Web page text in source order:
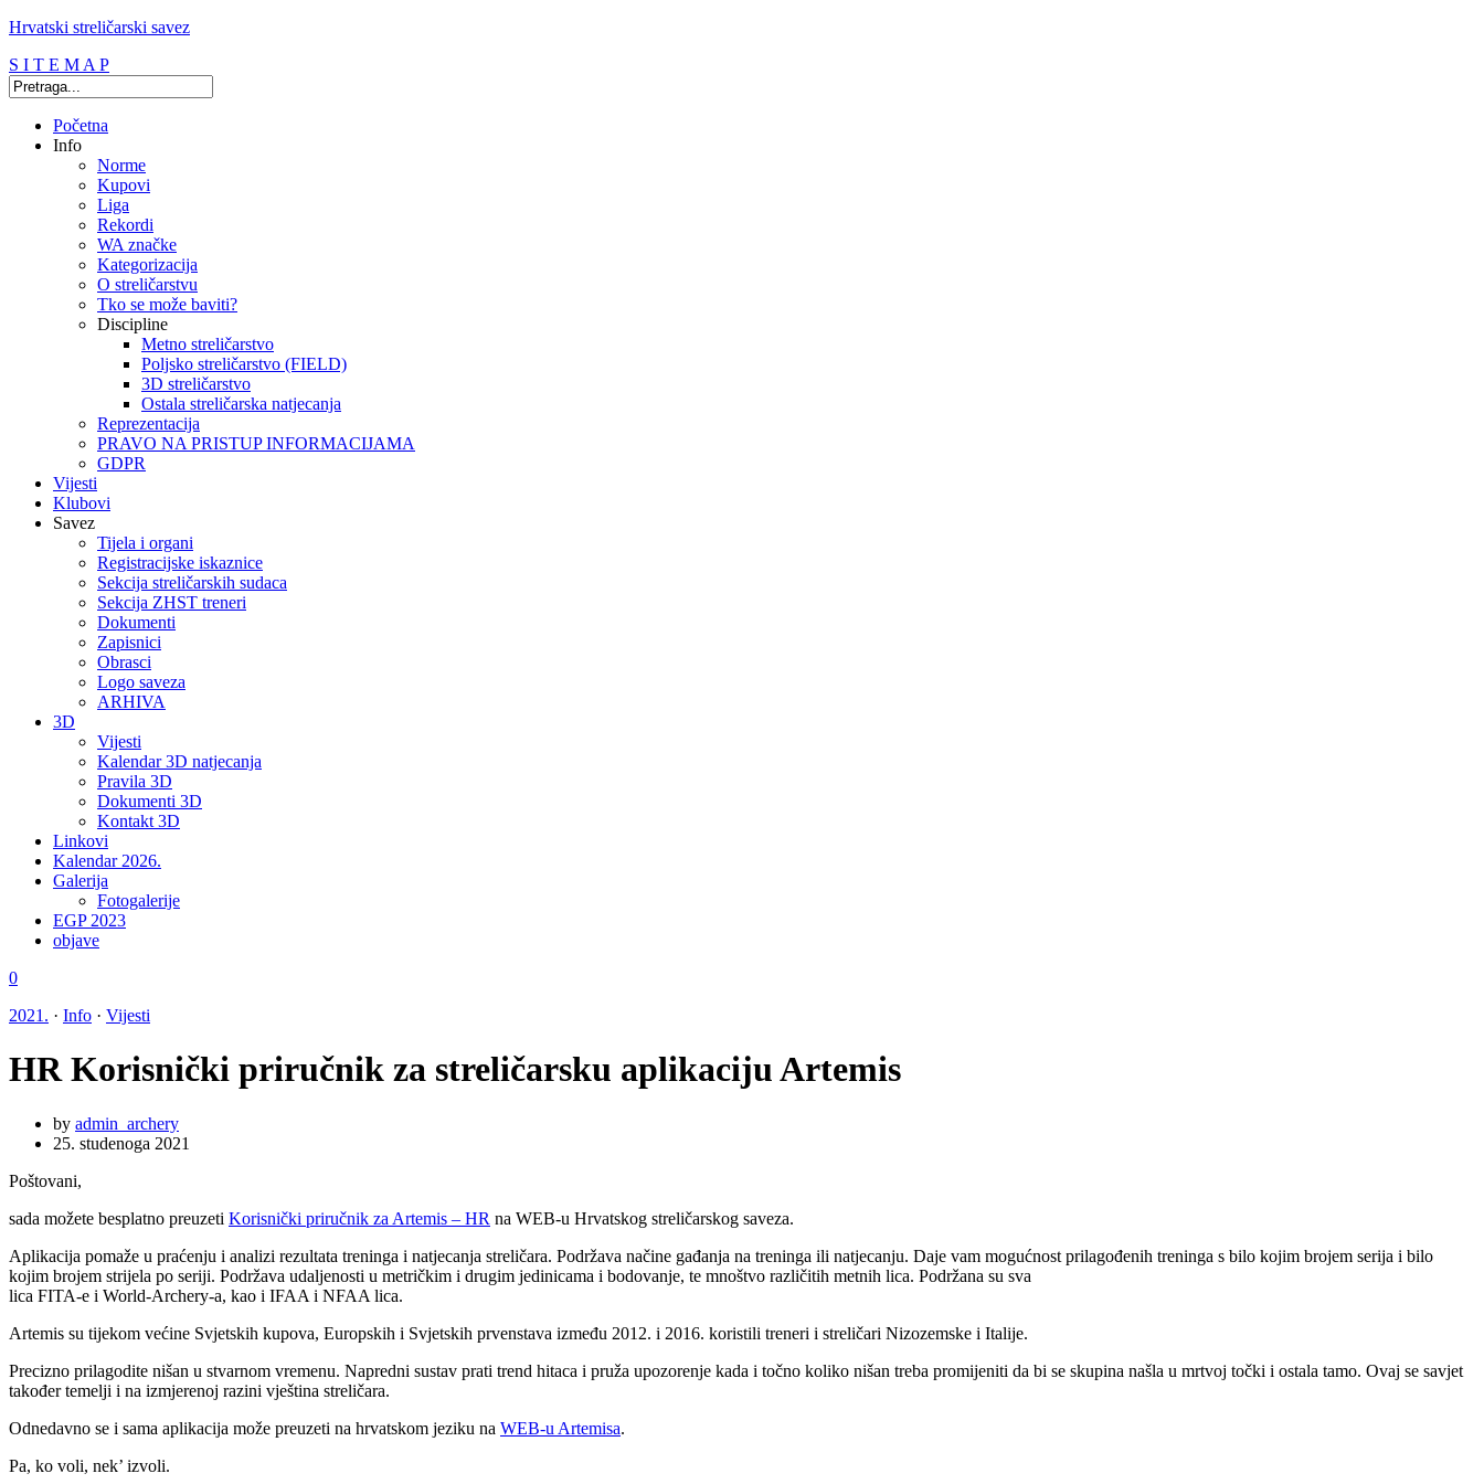
Hrvatski streličarski savez
S I T E M A P
Početna
Info
Norme
Kupovi
Liga
Rekordi
WA značke
Kategorizacija
O streličarstvu
Tko se može baviti?
Discipline
Metno streličarstvo
Poljsko streličarstvo (FIELD)
3D streličarstvo
Ostala streličarska natjecanja
Reprezentacija
PRAVO NA PRISTUP INFORMACIJAMA
GDPR
Vijesti
Klubovi
Savez
Tijela i organi
Registracijske iskaznice
Sekcija streličarskih sudaca
Sekcija ZHST treneri
Dokumenti
Zapisnici
Obrasci
Logo saveza
ARHIVA
3D
Vijesti
Kalendar 3D natjecanja
Pravila 3D
Dokumenti 3D
Kontakt 3D
Linkovi
Kalendar 2026.
Galerija
Fotogalerije
EGP 2023
objave
0
2021. · Info · Vijesti
HR Korisnički priručnik za streličarsku aplikaciju Artemis
by admin_archery
25. studenoga 2021
Poštovani,
sada možete besplatno preuzeti Korisnički priručnik za Artemis – HR na WEB-u Hrvatskog streličarskog saveza.
Aplikacija pomaže u praćenju i analizi rezultata treninga i natjecanja streličara. Podržava načine gađanja na treninga ili natjecanju. Daje vam mogućnost prilagođenih treninga s bilo kojim brojem serija i bilo
kojim brojem strijela po seriji. Podržava udaljenosti u metričkim i drugim jedinicama i bodovanje, te mnoštvo različitih metnih lica. Podržana su sva
lica FITA-e i World-Archery-a, kao i IFAA i NFAA lica.
Artemis su tijekom većine Svjetskih kupova, Europskih i Svjetskih prvenstava između 2012. i 2016. koristili treneri i streličari Nizozemske i Italije.
Precizno prilagodite nišan u stvarnom vremenu. Napredni sustav prati trend hitaca i pruža upozorenje kada i točno koliko nišan treba promijeniti da bi se skupina našla u mrtvoj točki i ostala tamo. Ovaj se savjet
također temelji i na izmjerenoj razini vještina streličara.
Odnedavno se i sama aplikacija može preuzeti na hrvatskom jeziku na WEB-u Artemisa.
Pa, ko voli, nek’ izvoli.